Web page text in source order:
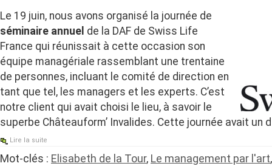
Le 19 juin, nous avons organisé la journée de
séminaire annuel de la DAF de Swiss Life
France qui réunissait à cette occasion son
équipe managériale rassemblant une trentaine
de personnes, incluant le comité de direction en
tant que tel, les managers et les experts. C’est
notre client qui avait choisi le lieu, à savoir le
superbe Châteauform’ Invalides. Cette journée avait un
Lire la suite
Mot-clés : Elisabeth de la Tour, Le management par l'art